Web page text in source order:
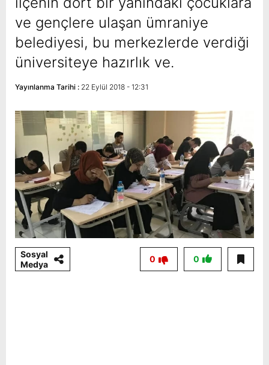
ve gençlere ulaşan ümraniye
belediyesi, bu merkezlerde verdiği
üniversiteye hazırlık ve.
Yayınlanma Tarihi : 22 Eylül 2018 - 12:31
Sosyal
Medya
0
0